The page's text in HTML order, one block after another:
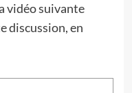
vidéo suivante
discussion, en